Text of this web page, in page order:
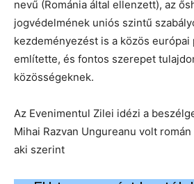
nevű (Románia által ellenzett), az
jogvédelmének uniós szintű
kezdeményezést is a közös
említette, és fontos szerepet
közösségeknek.
Az Evenimentul Zilei idézi a
Mihai Razvan Ungureanu volt
aki szerint